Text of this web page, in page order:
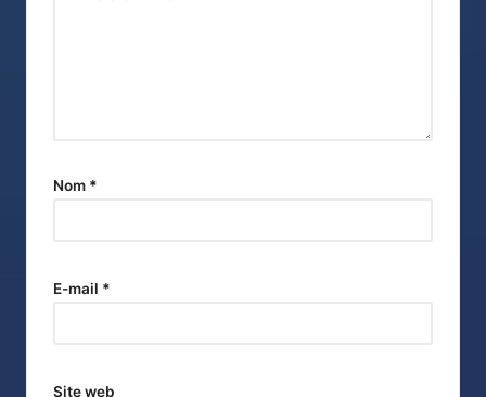
Nom *
E-mail *
Site web